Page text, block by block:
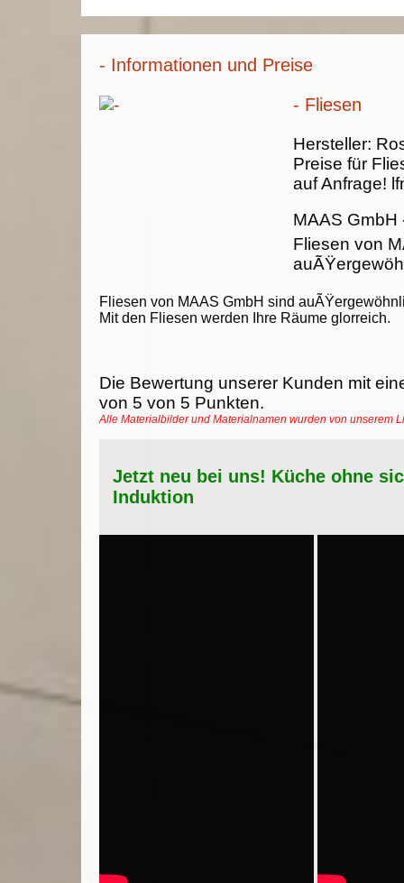
- Informationen und Preise
- Fliesen
Fliesen von MAAS GmbH sind
Mit den Fliesen werden Ihre Räume glorreich.
Hersteller:
Preise für
auf Anfrage!
MAAS GmbH
Fliesen von
Die Bewertung unserer Kunden mit
von 5 von 5 Punkten.
Alle Materialbilder und Materialnamen wurden von unserem
Jetzt neu bei uns! Küche ohne
Induktion